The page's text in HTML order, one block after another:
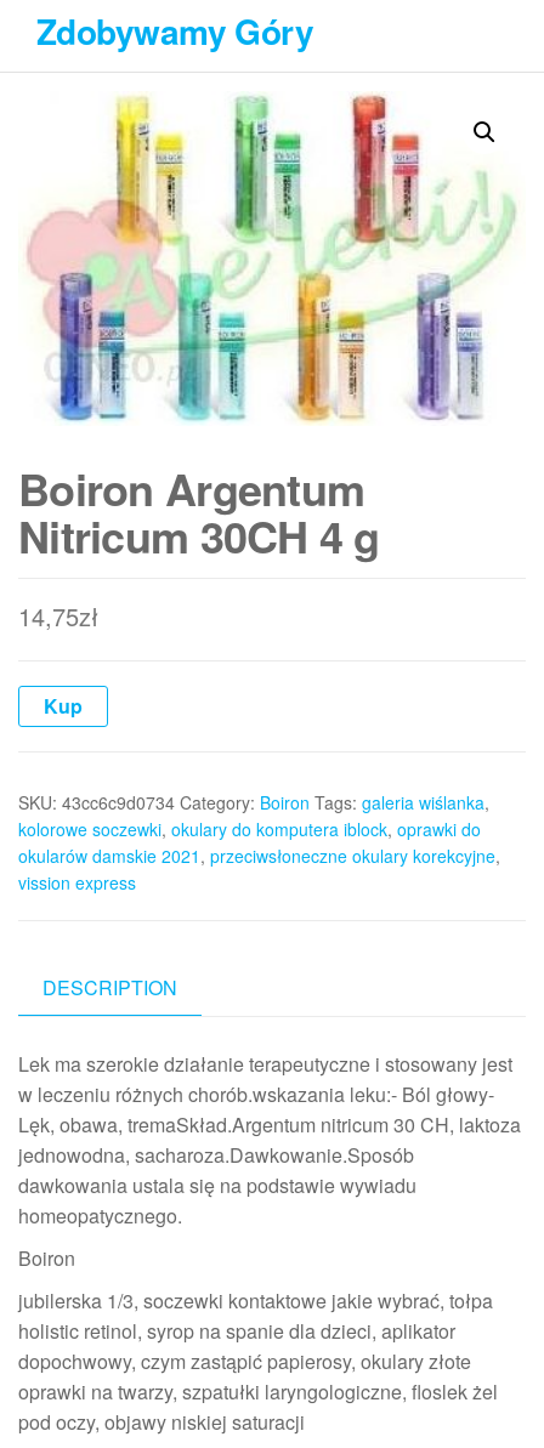
Przejdź
treści
Zdobywamy Góry
Boiron Argentum
Nitricum 30CH 4 g
14,75zł
Kup
SKU: 43cc6c9d0734 Category: Boiron Tags: galeria wiślanka,
kolorowe soczewki, okulary do komputera iblock, oprawki do
okularów damskie 2021 , przeciwsłoneczne okulary korekcyjne,
vission express
DESCRIPTION
Lek ma szerokie działanie terapeutyczne i stosowany jest
w leczeniu różnych chorób.wskazania leku:- Ból głowy-
Lęk, obawa, tremaSkład.Argentum nitricum 30 CH, laktoza
jednowodna, sacharoza.Dawkowanie.Sposób
dawkowania ustala się na podstawie wywiadu
homeopatycznego.
Boiron
jubilerska 1/3, soczewki kontaktowe jakie wybrać, tołpa
holistic retinol, syrop na spanie dla dzieci, aplikator
dopochwowy, czym zastąpić papierosy, okulary złote
oprawki na twarzy, szpatułki laryngologiczne, floslek żel
pod oczy, objawy niskiej saturacji